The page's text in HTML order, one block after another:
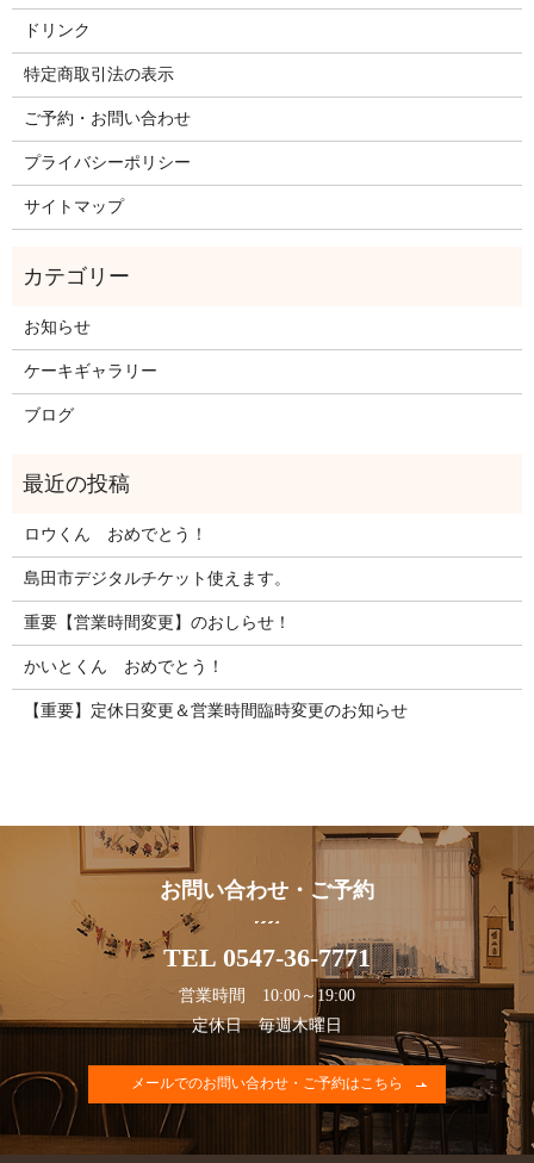
ドリンク
特定商取引法の表示
ご予約・お問い合わせ
プライバシーポリシー
サイトマップ
お知らせ
ケーキギャラリー
ブログ
ロウくん おめでとう！
島田市デジタルチケット使えます。
重要【営業時間変更】のおしらせ！
かいとくん おめでとう！
【重要】定休日変更＆営業時間臨時変更のお知らせ
お問い合わせ・ご予約
TEL 0547-36-7771
営業時間 10:00～19:00
定休日 毎週木曜日
メールでのお問い合わせ・ご予約はこちら